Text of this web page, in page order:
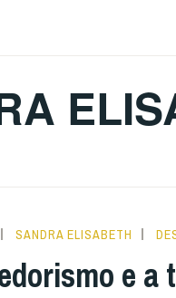
SANDRA ELISABETH
e a